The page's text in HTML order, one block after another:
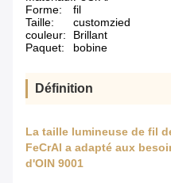
Forme:
fil
Taille:
customzied
couleur:
Brillant
Paquet:
bobine
Définition
La taille lumineuse de fil
FeCrAl a adapté aux
d'OIN 9001